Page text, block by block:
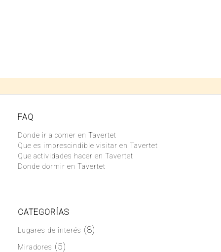
FAQ
Donde ir a comer en Tavertet
Que es imprescindible visitar en Tavertet
Que actividades hacer en Tavertet
Donde dormir en Tavertet
CATEGORÍAS
Lugares de interés (8)
Miradores (5)